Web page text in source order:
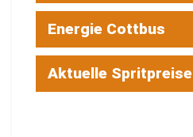
Energie Cottbus
Aktuelle Spritpreise